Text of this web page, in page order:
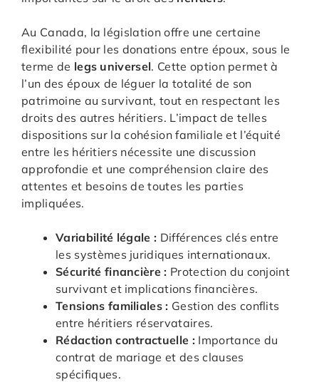
Au Canada, la législation offre une certaine
flexibilité pour les donations entre époux, sous le
terme de legs universel. Cette option permet à
l’un des époux de léguer la totalité de son
patrimoine au survivant, tout en respectant les
droits des autres héritiers. L’impact de telles
dispositions sur la cohésion familiale et l’équité
entre les héritiers nécessite une discussion
approfondie et une compréhension claire des
attentes et besoins de toutes les parties
impliquées.
Variabilité légale : Différences clés entre
les systèmes juridiques internationaux.
Sécurité financière : Protection du conjoint
survivant et implications financières.
Tensions familiales : Gestion des conflits
entre héritiers réservataires.
Rédaction contractuelle : Importance du
contrat de mariage et des clauses
spécifiques.